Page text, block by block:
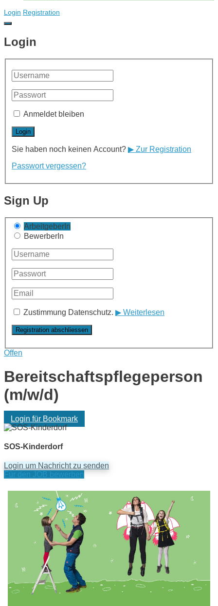
Login Registration
Login
Anmeldet bleiben
Sie haben noch keinen Account? ▶ Zur Registration
Passwort vergessen?
Sign Up
ArbeitgeberIn
BewerberIn
Zustimmung Datenschutz. ▶ Weiterlesen
Offen
Bereitschaftspflegeperson
(m/w/d)
Login für Bookmark
SOS-Kinderdorf
Login um Nachricht zu senden
Für den JOB bewerben